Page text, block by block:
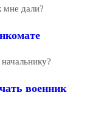
мне дали?
военник